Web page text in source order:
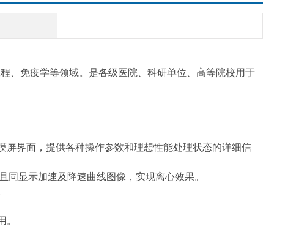
、免疫学等领域。是各级医院、科研单位、高等院校用于
屏界面，提供各种操作参数和理想性能处理状态的详细信
同显示加速及降速曲线图像，实现离心效果。
。